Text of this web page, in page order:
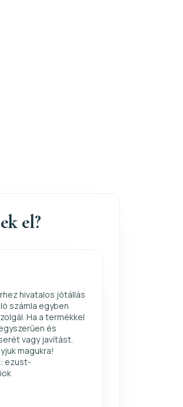
el?
hivatalos jótállás
számla egyben
Ha a termékkel
és
vagy javítást.
magukra!
ezust-